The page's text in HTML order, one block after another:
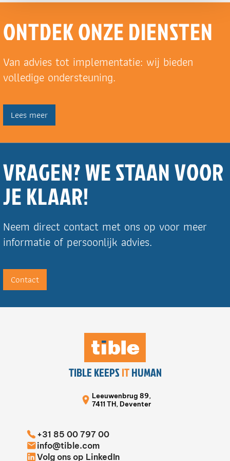
ONTDEK ONZE DIENSTEN
Van advies tot implementatie: wij bieden
volledige ondersteuning.
Lees meer
VRAGEN? WE STAAN VOOR
JE KLAAR!
Neem direct contact met ons op voor meer
informatie of persoonlijk advies.
Contact
TIBLE KEEPSITHUMAN
Leeuwenbrug 89,
7411 TH, Deventer
+31 85 00 797 00
info@tible.com
Volg ons op LinkedIn